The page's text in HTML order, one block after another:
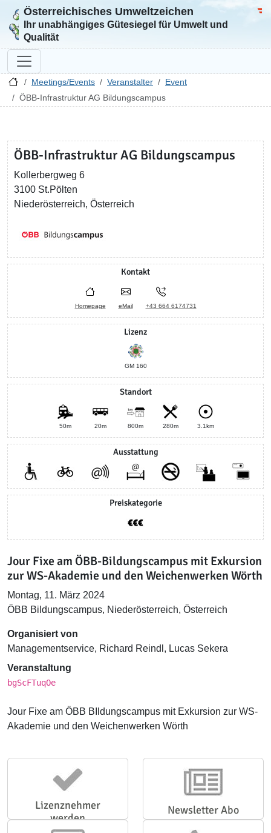
Zur Startseite
Österreichisches Umweltzeichen
Ihr unabhängiges Gütesiegel für Umwelt und
Qualität
Meetings/Events Veranstalter
Event
ÖBB-Infrastruktur AG Bildungscampus
ÖBB-Infrastruktur AG Bildungscampus
Kollerbergweg 6
3100 St.Pölten
Niederösterreich, Österreich
Kontakt
Homepage eMail +43 664 6174731
Lizenz
GM 160
Standort
50m 20m 800m 280m 3.1km
Ausstattung
Preiskategorie
Jour Fixe am ÖBB-Bildungscampus mit Exkursion
zur WS-Akademie und den Weichenwerken Wörth
Montag, 11. März 2024
ÖBB Bildungscampus, Niederösterreich, Österreich
Organisiert von
Managementservice, Richard Reindl, Lucas Sekera
Veranstaltung
bgScFTuqOe
Jour Fixe am ÖBB BIldungscampus mit Exkursion zur WS-
Akademie und den Weichenwerken Wörth
Lizenznehmer
werden
Newsletter Abo